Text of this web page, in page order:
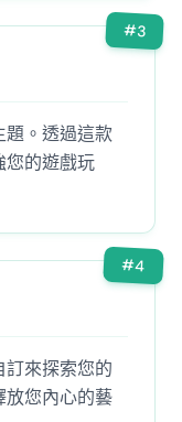
#3
。透過這款
您的遊戲玩
#4
來探索您的
放您內心的藝